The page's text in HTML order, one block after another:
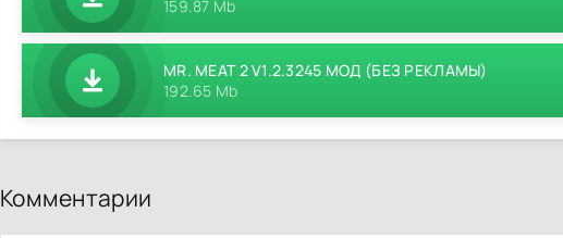
159.87 Mb
MR. MEAT 2 V1.2.3245 МОД (БЕЗ РЕКЛАМЫ)
192.65 Mb
Комментарии